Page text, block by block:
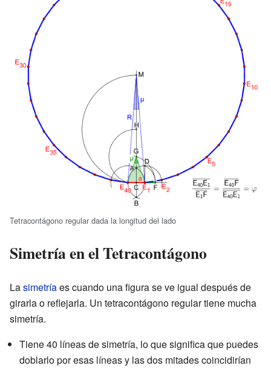
Tetracontágono regular dada la longitud del lado
Simetría en el Tetracontágono
Lasimetríaes cuando una figura se ve igual después de
girarla o reflejarla. Un tetracontágono regular tiene mucha
simetría.
Tiene 40 líneas de simetría, lo que significa que puedes
doblarlo por esas líneas y las dos mitades coincidirían